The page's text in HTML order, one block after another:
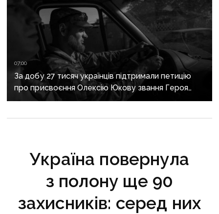
07:00
За добу 27 тисяч українців підтримали петицію
про присвоєння Олексію Юкову звання Героя
України посмертно
Україна повернула
з полону ще 90
захисників: серед них